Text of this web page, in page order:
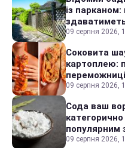
із
09 серпня 2026,
Соковита
картоплею:
09 серпня 2026,
Сода ваш
популярним
09 серпня 2026,